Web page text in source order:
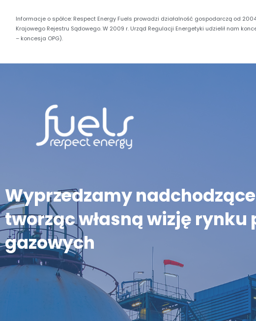
Informacje o spółce: Respect Energy Fuels prowadzi działalność gospodarczą od
Krajowego Rejestru Sądowego. W 2009 r. Urząd Regulacji Energetyki udzielił nam
– koncesja OPG).
Wyprzedzamy
tworząc własną wizję rynku
gazowych